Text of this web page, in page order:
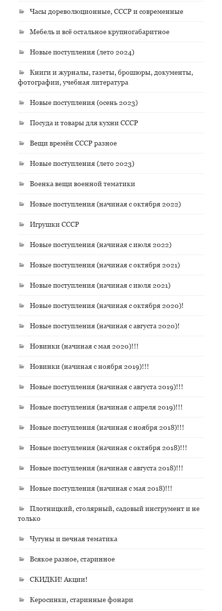
Часы дореволюционные, СССР и современные
Мебель и всё остальное крупногабаритное
Новые поступления (лето 2024)
Книги и журналы, газеты, брошюры, документы,
фотографии, учебная литература
Новые поступления (осень 2023)
Посуда и товары для кухни СССР
Вещи времён СССР разное
Новые поступления (лето 2023)
Военка вещи военной тематики
Новые поступления (начиная с октября 2022)
Игрушки СССР
Новые поступления (начиная с июля 2022)
Новые поступления (начиная с октября 2021)
Новые поступления (начиная с июля 2021)
Новые поступления (начиная с октября 2020)!
Новые поступления (начиная с августа 2020)!
Новинки (начиная с мая 2020)!!!
Новинки (начиная с ноября 2019)!!!
Новые поступления (начиная с августа 2019)!!!
Новые поступления (начиная с апреля 2019)!!!
Новые поступления (начиная с ноября 2018)!!!
Новые поступления (начиная с октября 2018)!!!
Новые поступления (начиная с августа 2018)!!!
Новые поступления (начиная с мая 2018)!!!
Плотницкий, столярный, садовый инструмент и не
только
Чугуны и печная тематика
Всякое разное, старинное
СКИДКИ! Акции!
Керосинки, старинные фонари